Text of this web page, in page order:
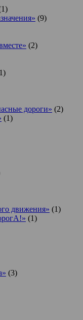
(9)
(2)
дороги» (2)
(1)
движения» (1)
(1)
(3)